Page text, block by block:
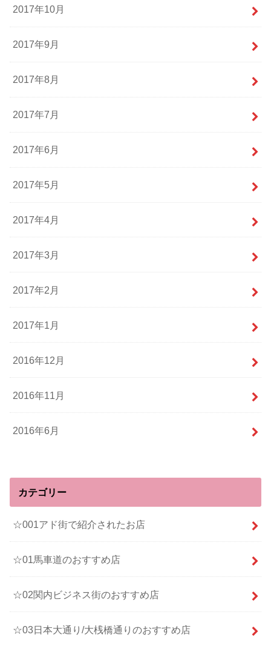
2017年10月
2017年9月
2017年8月
2017年7月
2017年6月
2017年5月
2017年4月
2017年3月
2017年2月
2017年1月
2016年12月
2016年11月
2016年6月
カテゴリー
☆001アド街で紹介されたお店
☆01馬車道のおすすめ店
☆02関内ビジネス街のおすすめ店
☆03日本大通り/大桟橋通りのおすすめ店